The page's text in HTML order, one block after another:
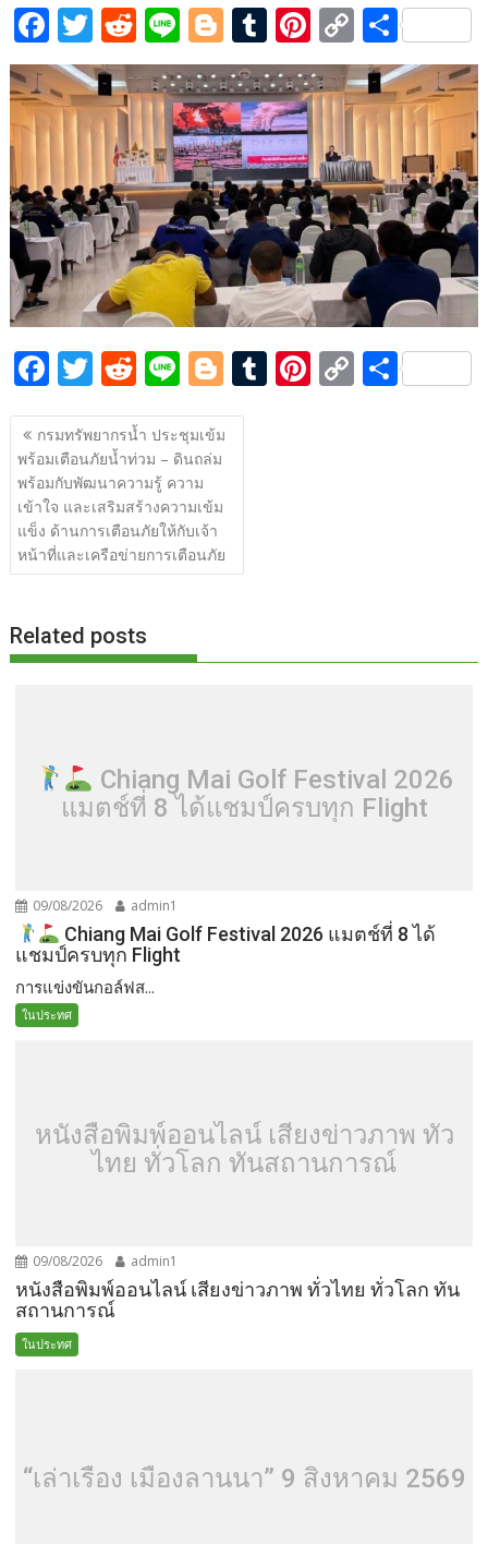
F
ac
e
b
o
o
k
T
w
itt
er
R
e
d
di
t
Li
n
e
Bl
o
g
g
er
T
u
m
bl
r
Pi
nt
er
e
st
C
o
p
y
Li
n
k
S
h
ar
e
F
ac
e
b
o
o
k
T
w
itt
er
R
e
d
di
t
Li
n
e
Bl
o
g
T Pi C S
แนะแนว
เรื่อง
กรมทรัพยากรน้ำ ประชุมเข้ม
พร้อมเตือนภัยน้ำท่วม – ดินถล่ม
พร้อมกับพัฒนาความรู้ ความ
เข้าใจ และเสริมสร้างความเข้ม
แข็ง ด้านการเตือนภัยให้กับเจ้า
หน้าที่และเครือข่ายการเตือนภัย
Related posts
Chiang Mai Golf Festival 2026
แมตช์ที่ 8 ได้แชมป์ครบทุก Flight
09/08/2026 admin1
Chiang Mai Golf Festival 2026 แมตช์ที่ 8 ได้
แชมป์ครบทุก Flight
การแข่งขันกอล์ฟส...
ในประทศ
หนังสือพิมพ์ออนไลน์ เสียงข่าวภาพ ทั่ว
ไทย ทั่วโลก ทันสถานการณ์
09/08/2026 admin1
หนังสือพิมพ์ออนไลน์ เสียงข่าวภาพ ทั่วไทย ทั่วโลก ทัน
สถานการณ์
ในประทศ
“เล่าเรื่อง เมืองลานนา” 9 สิงหาคม 2569